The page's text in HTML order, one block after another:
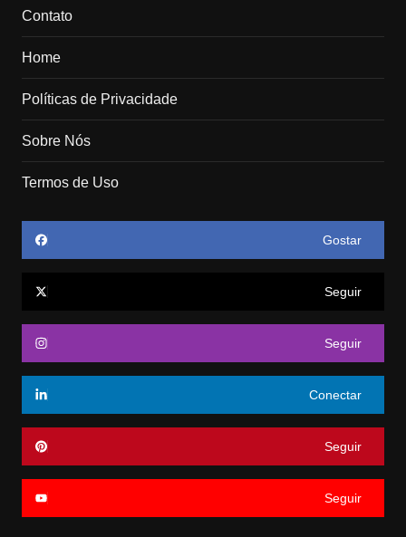
Contato
Home
Políticas de Privacidade
Sobre Nós
Termos de Uso
Gostar
Seguir
Seguir
Conectar
Seguir
Seguir